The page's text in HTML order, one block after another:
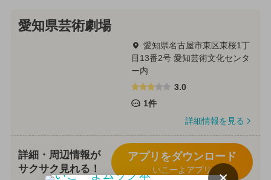
愛知県芸術劇場
愛知県名古屋市東区東桜1丁
目13番2号 愛知芸術文化センタ
ー内
3.0
1件
詳細情報を見る
詳細・周辺情報が
サクサク見れる！
アプリをダウンロード
いこーよアプリ